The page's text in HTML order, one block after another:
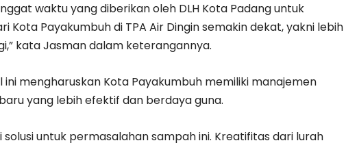
waktu yang diberikan oleh DLH Kota Padang untuk
Kota Payakumbuh di TPA Air Dingin semakin dekat, yakni lebih
kata Jasman dalam keterangannya.
mengharuskan Kota Payakumbuh memiliki manajemen
yang lebih efektif dan berdaya guna.
untuk permasalahan sampah ini. Kreatifitas dari lurah